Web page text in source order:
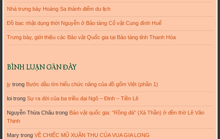
Nhà trưng bày Hoàng Sa thành điểm du lịch
Đồ bạc nhật dụng thời Nguyễn ở Bảo tàng Cổ vật Cung đình Huế
Trưng bày, giới thiệu các Bảo vật Quốc gia tại Bảo tàng tỉnh Thanh Hóa
BÌNH LUẬN GẦN ĐÂY
jytrong Bước đầu tìm hiểu chức năng của đồ gốm Việt (phần 1)
loitrong Sự ra đời của ba triều đại Ngô – Đinh – Tiền Lê
Nguyễn Thừa Châutrong Bảo vật quốc gia: “Rồng đá” (Xà Thần) ở đền thờ Lê Văn
Thịnh
Marytrong VỀ CHIẾC MŨ XUÂN THU CỦA VUA GIA LONG